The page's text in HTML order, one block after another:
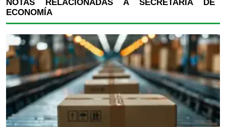
NOTAS RELACIONADAS A SECRETARÍA DE
ECONOMÍA